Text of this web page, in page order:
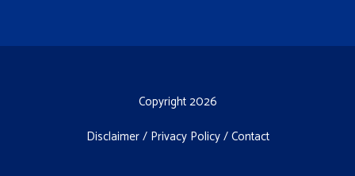
Copyright 2026
Disclaimer/ Privacy Policy/Contact